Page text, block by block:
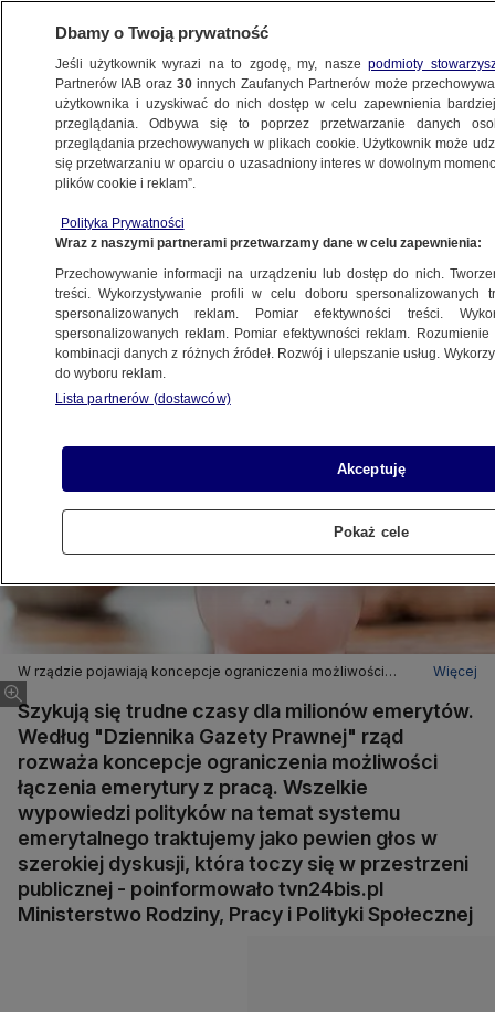
BIZNES
Z KRAJU
do emerytury? Na biurku dwa rozwiązania
17.12.2015, 11:51
Udostępnij
W rządzie pojawiają koncepcje ograniczenia możliwości
łączenia emerytur z pracy
Więcej
Szykują się trudne czasy dla milionów emerytów.
Według "Dziennika Gazety Prawnej" rząd
rozważa koncepcje ograniczenia możliwości
łączenia emerytury z pracą. Wszelkie
wypowiedzi polityków na temat systemu
emerytalnego traktujemy jako pewien głos w
szerokiej dyskusji, która toczy się w przestrzeni
publicznej - poinformowało tvn24bis.pl
Ministerstwo Rodziny, Pracy i Polityki Społecznej
Dbamy o Twoją prywatność
Jeśli użytkownik wyrazi na to zgodę, my, naszepodmioty
Partnerów IAB oraz30 innych Zaufanych Partnerów może
użytkownika i uzyskiwać do nich dostęp w celu zapewnienia
przeglądania. Odbywa się to poprzez przetwarzanie danych
przeglądania przechowywanych w plikach cookie. Użytkownik może
się przetwarzaniu w oparciu o uzasadniony interes w dowolnym
plików cookie i reklam”.
Polityka Prywatności
Wraz z naszymi partnerami przetwarzamy dane w celu zapewnienia:
Przechowywanie informacji na urządzeniu lub dostęp do nich.
treści. Wykorzystywanie profili w celu doboru spersonalizowanych
spersonalizowanych reklam. Pomiar efektywności treści.
spersonalizowanych reklam. Pomiar efektywności reklam.
kombinacji danych z różnych źródeł. Rozwój i ulepszanie usług.
do wyboru reklam.
Lista partnerów (dostawców)
Akceptuję
Pokaż cele